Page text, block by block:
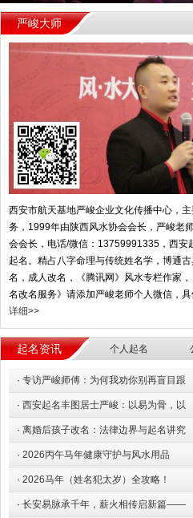
严峻大师
西安市航天基地严峻企业文化传播中心，
务，1999年由陕西风水协会会长，严峻老
会会长，电话/微信：13759991335，西安
起名。精占八字命理与传统姓名学，博通
名，成人改名，《腾讯网》风水专栏作家
名改名服务》请添加严峻老师个人微信，
详细>>
起名资讯 个人起名
· 专访严峻师傅：为何我劝你别再盲目跟
· 西安起名丰图居士严峻：以易为骨，以
· 离婚后孩子改名：法律边界与起名讲究
· 2026丙午马年健康守护与风水用品
· 2026马年（姓名犯太岁）全攻略！
· 长安易脉承千年，薪火相传启新篇——